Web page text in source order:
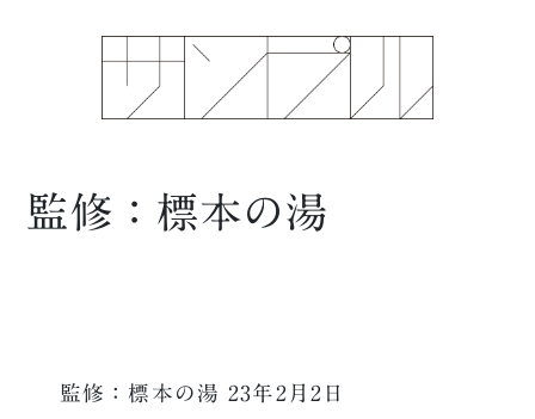
監修：標本の湯
監修：標本の湯 23年2月2日